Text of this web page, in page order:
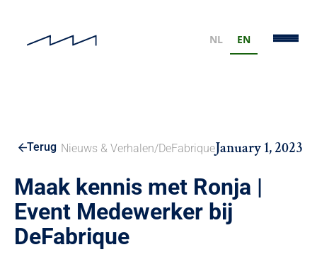
NL EN
Terug Nieuws & Verhalen/DeFabriqueJanuary 1, 2023
Maak kennis met Ronja |
Event Medewerker bij
DeFabrique